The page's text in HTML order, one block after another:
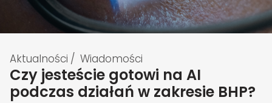
Aktualności / Wiadomości
Czy jesteście gotowi na AI
podczas działań w zakresie BHP?